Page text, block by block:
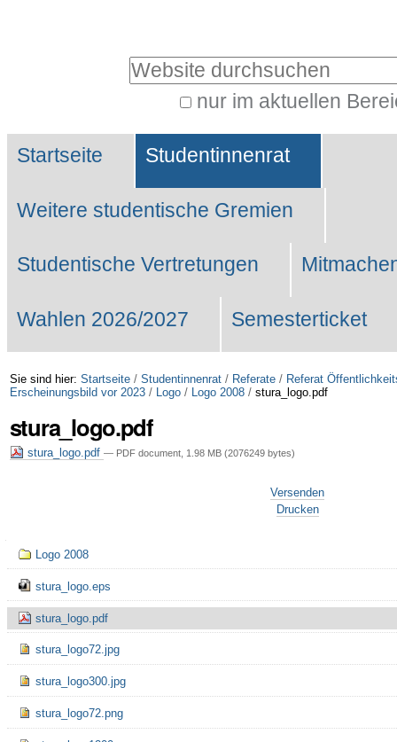
Website durchsuchen
nur im aktuellen
Suche…
Sektionen
Startseite Studentinnenrat
Weitere studentische Gremien
Studentische Vertretungen
Wahlen 2026/2027 Semesterticket
Sie sind hier: Startseite / Studentinnenrat / Referate / Referat
Erscheinungsbild vor 2023 / Logo / Logo 2008 / stura_logo.pdf
stura_logo.pdf
stura_logo.pdf — PDF document, 1.98 MB (2076249 bytes)
Versenden
Drucken
Navigation
Logo 2008
stura_logo.eps
stura_logo.pdf
stura_logo72.jpg
stura_logo300.jpg
stura_logo72.png